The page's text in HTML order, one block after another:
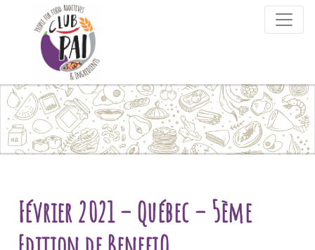
Skip to content
Février 2021 – Québec – 5ème